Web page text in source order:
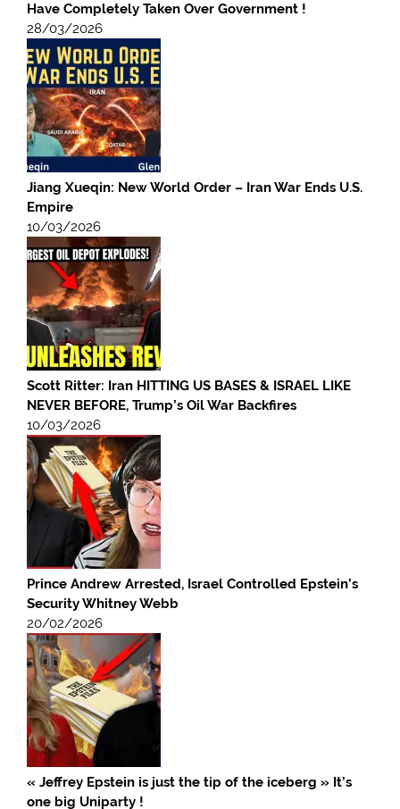
Have Completely Taken Over Government !
28/03/2026
Jiang Xueqin: New World Order – Iran War Ends U.S.
Empire
10/03/2026
Scott Ritter: Iran HITTING US BASES & ISRAEL LIKE
NEVER BEFORE, Trump’s Oil War Backfires
10/03/2026
Prince Andrew Arrested, Israel Controlled Epstein’s
Security Whitney Webb
20/02/2026
« Jeffrey Epstein is just the tip of the iceberg » It’s
one big Uniparty !